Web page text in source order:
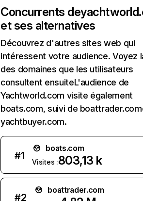
Concurrents de
et ses alternatives
Découvrez d'autres sites web qui
intéressent votre audience. Voyez
des domaines que les utilisateurs
consultent ensuiteL'audience de
Yachtworld.com visite également
boats.com, suivi de
yachtbuyer.com.
#1
boats.com
Visites :803,13 k
#2
boattrader.com